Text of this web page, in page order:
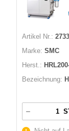
Artikel Nr.:
Marke: SMC
Herst.:
Bezeichnung: